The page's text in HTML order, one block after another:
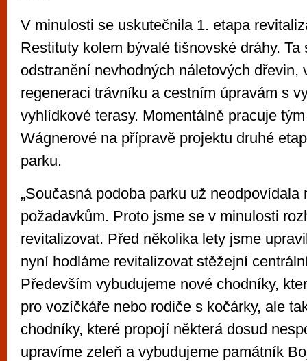
V minulosti se uskutečnila 1. etapa
Restituty kolem bývalé tišnovské dráhy. Ta
odstranění nevhodných náletových dřevin,
regeneraci trávníku a cestním úpravám s
vyhlídkové terasy. Momentálně pracuje
Wágnerové na přípravě projektu druhé
parku.
„Současná podoba parku už neodpovídala
požadavkům. Proto jsme se v minulosti
revitalizovat. Před několika lety jsme
nyní hodláme revitalizovat stěžejní
Především vybudujeme nové chodníky,
pro vozíčkáře nebo rodiče s kočárky, ale
chodníky, které propojí některá dosud
upravíme zeleň a vybudujeme památník